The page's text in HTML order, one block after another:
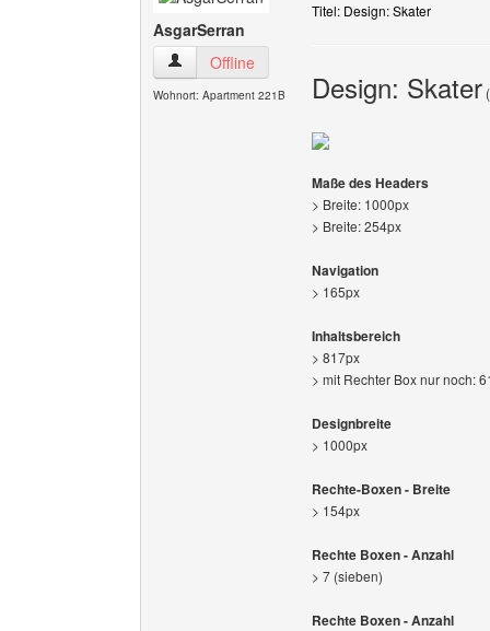
AsgarSerran
AsgarSerran Benutzer-Profile anzeigen
Offline
Wohnort: Apartment 221B
Titel: Design: Skater
Design: Skater (
Maße des Headers
> Breite: 1000px
> Breite: 254px
Navigation
> 165px
Inhaltsbereich
> 817px
> mit Rechter Box nur noch:
Designbreite
> 1000px
Rechte-Boxen - Breite
> 154px
Rechte Boxen - Anzahl
> 7 (sieben)
Rechte Boxen - Anzahl